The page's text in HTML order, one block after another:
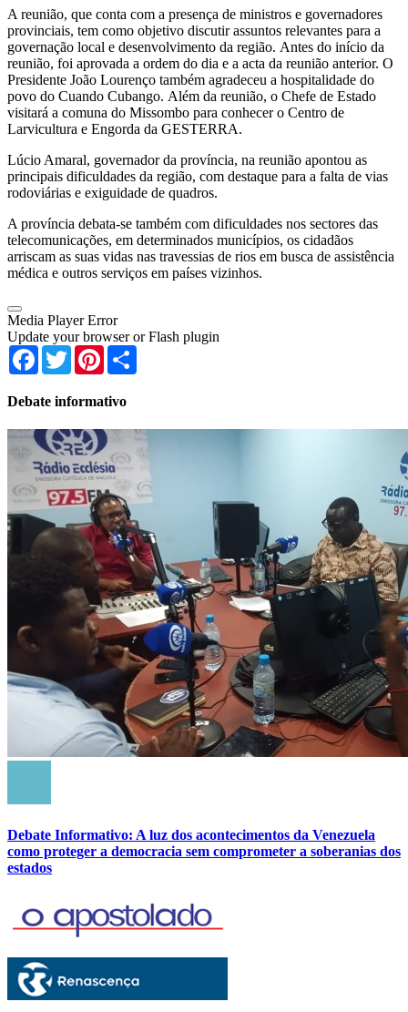
A reunião, que conta com a presença de ministros e governadores
provinciais, tem como objetivo discutir assuntos relevantes para a
governação local e desenvolvimento da região. Antes do início da
reunião, foi aprovada a ordem do dia e a acta da reunião anterior. O
Presidente João Lourenço também agradeceu a hospitalidade do
povo do Cuando Cubango. Além da reunião, o Chefe de Estado
visitará a comuna do Missombo para conhecer o Centro de
Larvicultura e Engorda da GESTERRA.
Lúcio Amaral, governador da província, na reunião apontou as
principais dificuldades da região, com destaque para a falta de vias
rodoviárias e exiguidade de quadros.
A província debata-se também com dificuldades nos sectores das
telecomunicações, em determinados municípios, os cidadãos
arriscam as suas vidas nas travessias de rios em busca de assistência
médica e outros serviços em países vizinhos.
Media Player Error
Update your browser or Flash plugin
Facebook
TwitterPinterest
Debate informativo
Debate Informativo: A luz dos acontecimentos da Venezuela
como proteger a democracia sem comprometer a soberanias dos
estados